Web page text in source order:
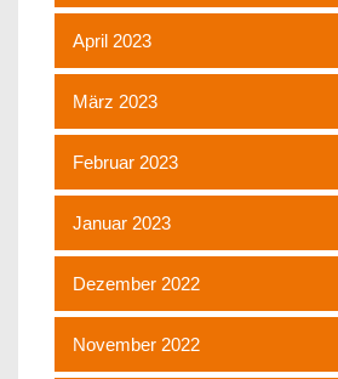
April 2023
März 2023
Februar 2023
Januar 2023
Dezember 2022
November 2022